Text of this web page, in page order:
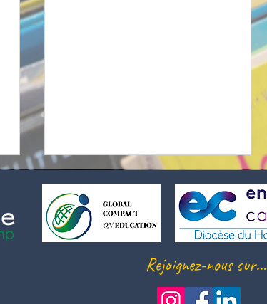
Sur les traces de Guillaume le
Rejoignez-nous sur...